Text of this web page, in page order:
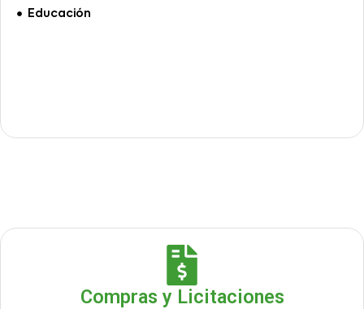
Educación
Compras y Licitaciones